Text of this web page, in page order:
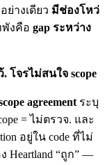
ย่างเดียว มีช่องโหว่
งคือ gap ระหว่าง
โจรไม่สนใจ scope
agreement ระบุ
= ไม่ตรวจ. และ
อยู่ใน code ที่ไม่
Heartland “ถูก” —